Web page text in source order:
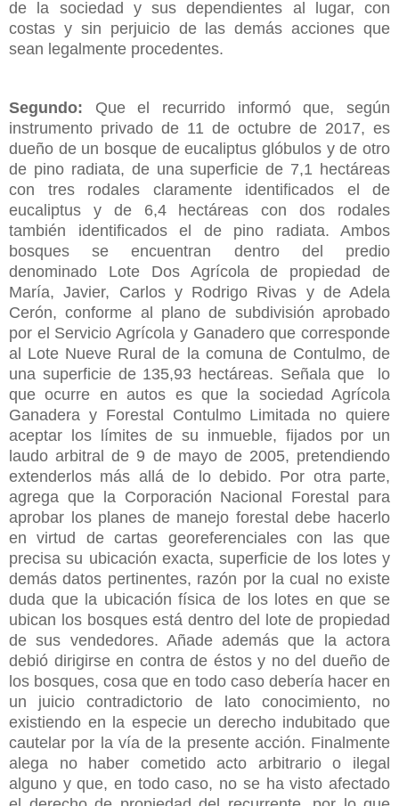
de la sociedad y sus dependientes al lugar, con
costas y sin perjuicio de las demás acciones que
sean legalmente procedentes.
Segundo: Que el recurrido informó que, según
instrumento privado de 11 de octubre de 2017, es
dueño de un bosque de eucaliptus glóbulos y de otro
de pino radiata, de una superficie de 7,1 hectáreas
con tres rodales claramente identificados el de
eucaliptus y de 6,4 hectáreas con dos rodales
también identificados el de pino radiata. Ambos
bosques se encuentran dentro del predio
denominado Lote Dos Agrícola de propiedad de
María, Javier, Carlos y Rodrigo Rivas y de Adela
Cerón, conforme al plano de subdivisión aprobado
por el Servicio Agrícola y Ganadero que corresponde
al Lote Nueve Rural de la comuna de Contulmo, de
una superficie de 135,93 hectáreas. Señala que lo
que ocurre en autos es que la sociedad Agrícola
Ganadera y Forestal Contulmo Limitada no quiere
aceptar los límites de su inmueble, fijados por un
laudo arbitral de 9 de mayo de 2005, pretendiendo
extenderlos más allá de lo debido. Por otra parte,
agrega que la Corporación Nacional Forestal para
aprobar los planes de manejo forestal debe hacerlo
en virtud de cartas georeferenciales con las que
precisa su ubicación exacta, superficie de los lotes y
demás datos pertinentes, razón por la cual no existe
duda que la ubicación física de los lotes en que se
ubican los bosques está dentro del lote de propiedad
de sus vendedores. Añade además que la actora
debió dirigirse en contra de éstos y no del dueño de
los bosques, cosa que en todo caso debería hacer en
un juicio contradictorio de lato conocimiento, no
existiendo en la especie un derecho indubitado que
cautelar por la vía de la presente acción. Finalmente
alega no haber cometido acto arbitrario o ilegal
alguno y que, en todo caso, no se ha visto afectado